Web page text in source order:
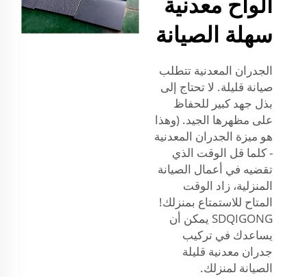
سهلة الصيانة
الجدران المعدنية تتطلب
صيانة قليلة. لا تحتاج إلى
بذل جهد كبير للحفاظ
على مظهرها الجيد. (وهذا
هو ميزة الجدران المعدنية
- كلما قل الوقت الذي
تقضيه في أعمال الصيانة
المنزلية، زاد الوقت
المتاح للاستمتاع بمنزلك!
SDQIGONG يمكن أن
يساعدك في تركيب
جدران معدنية قليلة
الصيانة لمنزلك.